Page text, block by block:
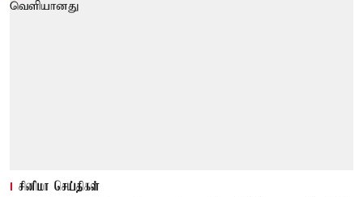
சினிமா செய்திகள்